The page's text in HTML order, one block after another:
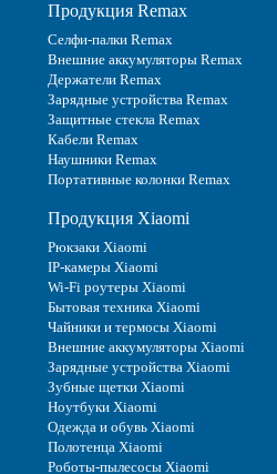
Продукция Remax
Селфи-палки Remax
Внешние аккумуляторы Remax
Держатели Remax
Зарядные устройства Remax
Защитные стекла Remax
Кабели Remax
Наушники Remax
Портативные колонки Remax
Продукция Xiaomi
Рюкзаки Xiaomi
IP-камеры Xiaomi
Wi-Fi роутеры Xiaomi
Бытовая техника Xiaomi
Чайники и термосы Xiaomi
Внешние аккумуляторы Xiaomi
Зарядные устройства Xiaomi
Зубные щетки Xiaomi
Ноутбуки Xiaomi
Одежда и обувь Xiaomi
Полотенца Xiaomi
Роботы-пылесосы Xiaomi